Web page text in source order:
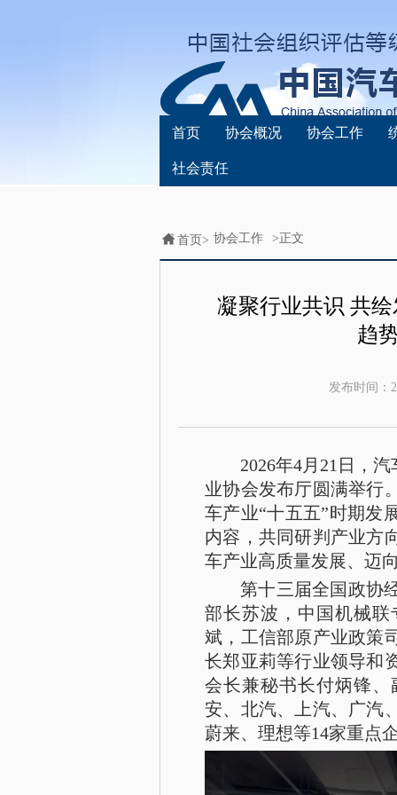
首页 协会概况 协会工作
社会责任
首页> 协会工作 >正文
凝聚行业共识 共
趋
发布时间：
2026年4月21日，
业协会发布厅圆满举行
车产业“十五五”时期发
内容，共同研判产业方
车产业高质量发展、迈
第十三届全国政协
部长苏波，中国机械
斌，工信部原产业政策
长郑亚莉等行业领导和
会长兼秘书长付炳锋
安、北汽、上汽、广汽
蔚来、理想等14家重点